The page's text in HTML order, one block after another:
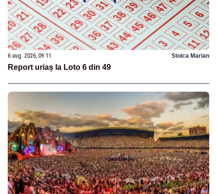
6 aug. 2026, 09:11 Stoica Marian
Report uriaș la Loto 6 din 49